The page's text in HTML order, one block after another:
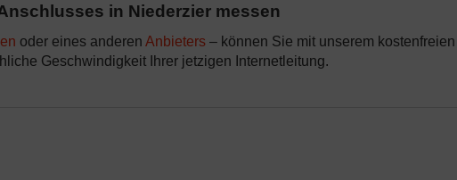
in Niederzier messen
oder eines anderen Anbieters – können Sie mit unserem kostenfreien
Geschwindigkeit Ihrer jetzigen Internetleitung.